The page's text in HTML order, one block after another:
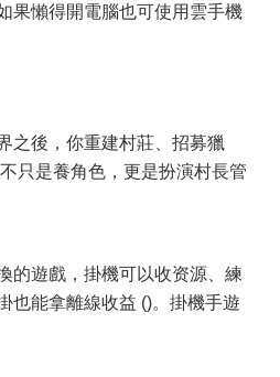
果懶得開電腦也可使用雲手機
之後，你重建村莊、招募獵
只是養角色，更是扮演村長管
的遊戲，掛機可以收资源、練
也能拿離線收益 ()。掛機手遊